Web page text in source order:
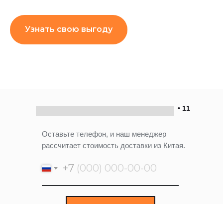
Узнать свою выгоду
• 11
+7
Оставьте телефон, и наш менеджер
рассчитает стоимость доставки из Китая.